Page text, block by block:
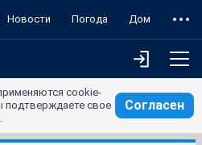
Новости Погода Дом
cookie-
подтверждаете свое
Согласен